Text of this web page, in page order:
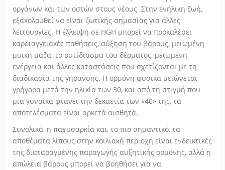
οργάνων και των οστών στους νέους. Στην ενήλικη ζωή,
εξακολουθεί να είναι ζωτικής σημασίας για άλλες
λειτουργίες. Η έλλειψη σε HGH μπορεί να προκαλέσει
καρδιαγγειακές παθήσεις, αύξηση του βάρους, μειωμένη
μυϊκή μάζα, το ρυτίδιασμα του δέρματος, μειωμένη
ενέργεια και άλλες καταστάσεις που σχετίζονται με τη
διαδικασία της γήρανσης. Η ορμόνη φυσικά μειώνεται
γρήγορα μετά την ηλικία των 30, και από τη στιγμή που
μια γυναίκα φτάνει την δεκαετία των «40» της, τα
αποτελέσματα είναι αρκετά αισθητά.
Συνολικά, η παχυσαρκία και, το πιο σημαντικό, τα
αποθέματα λίπους στην κοιλιακή περιοχή είναι ενδεικτικές
της διαταραγμένης παραγωγής αυξητικής ορμόνης, αλλά η
απώλεια βάρους μπορεί να βοηθήσει για να